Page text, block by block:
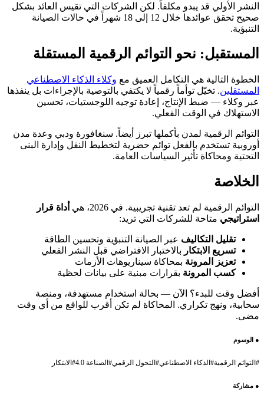
النشر الأولي قد يبدو مكلفاً. لكن الشركات التي تقيس العائد بشكل
صحيح تحقق عوائدها خلال 12 إلى 18 شهراً في حالات الصيانة
التنبؤية.
المستقبل: نحو التوائم الرقمية المستقلة
الخطوة التالية هي التكامل العميق معوكلاء الذكاء الاصطناعي
المستقلين. تخيّل توأماً رقمياً لا يكتفي بالتوصية بالإجراءات بل ينفذها
عبر وكلاء — ضبط الإنتاج، إعادة توجيه اللوجستيات، تحسين
الاستهلاك في الوقت الفعلي.
التوائم الرقمية لمدن بأكملها تبرز أيضاً. سنغافورة ودبي وعدة مدن
أوروبية تستخدم بالفعل توائم حضرية لتخطيط النقل وإدارة البنى
التحتية ومحاكاة تأثير السياسات العامة.
الخلاصة
التوائم الرقمية لم تعد تقنية تجريبية. في 2026، هي
أداة قرار
استراتيجي متاحة للشركات التي تريد:
تقليل التكاليفعبر الصيانة التنبؤية وتحسين الطاقة
تسريع الابتكاربالاختبار الافتراضي قبل النشر الفعلي
تعزيز المرونةبمحاكاة سيناريوهات الأزمات
كسب المرونةبقرارات مبنية على بيانات لحظية
أفضل وقت للبدء؟ الآن — بحالة استخدام مستهدفة، ومنصة
سحابية، ونهج تكراري. المحاكاة لم تكن أقرب للواقع من أي وقت
مضى.
●الوسوم
التوائم الرقمية#الذكاء الاصطناعي# التحول الرقمي# الصناعة 4.0 #الابتكار
●مشاركة